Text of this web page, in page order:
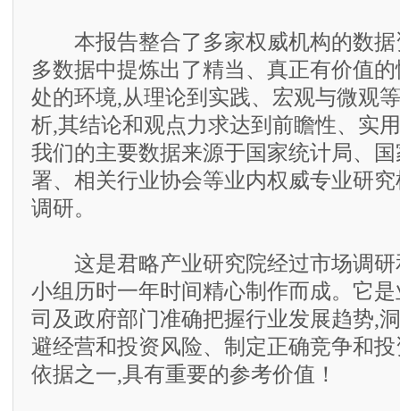
本报告整合了多家权威机构的数据
多数据中提炼出了精当、真正有价值
处的环境,从理论到实践、宏观与微观
析,其结论和观点力求达到前瞻性、实
我们的主要数据来源于国家统计局、
署、相关行业协会等业内权威专业研
调研。
这是君略产业研究院经过市场调研
小组历时一年时间精心制作而成。它
司及政府部门准确把握行业发展趋势,
避经营和投资风险、制定正确竞争和
依据之一,具有重要的参考价值！